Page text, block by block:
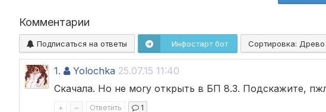
Комментарии
Подписаться на ответы Инфостарт бот Сортировка: Древо
1. Yolochka 25.07.15 11:40
Скачала. Но не могу открыть в БП 8.3. Подскажите,
+ – Ответить 1